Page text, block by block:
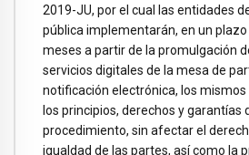
2019-JU, por el cual las entidades
pública implementarán, en un
meses a partir de la promulgación
servicios digitales de la mesa de
notificación electrónica, los
los principios, derechos y garantías
procedimiento, sin afectar el
igualdad de las partes, así como la